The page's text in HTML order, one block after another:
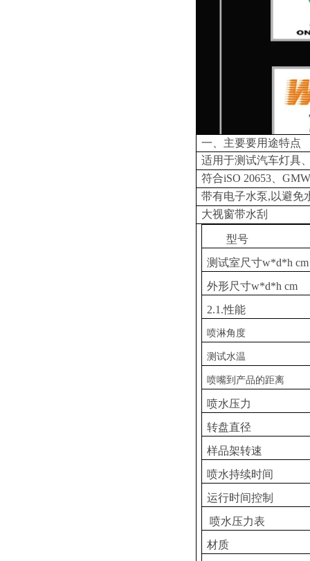
一、主要要用途特点
适用于测试汽车灯具
符合iSO 20653、
带有电子水泵,以避免
大视窗带水刮
型号
测试室尺寸w*d*h cm
外形尺寸w*d*h cm
2.1.性能
喷淋角度
测试水温
喷嘴到产品的距离
喷水压力
转盘直径
样品架转速
喷水持续时间
运行时间控制
喷水压力表
材质